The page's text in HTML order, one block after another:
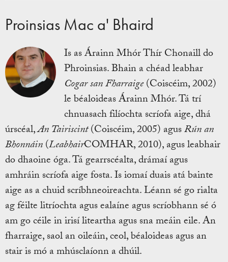
Proinsias Mac a' Bhaird
Is as Árainn Mhór Thír Chonaill do
Phroinsias. Bhain a chéad leabhar
Cogar san Fharraige(Coiscéim, 2002)
le béaloideas Árainn Mhór. Tá trí
chnuasach filíochta scríofa aige, dhá
úrscéal,An Tairiscint(Coiscéim, 2005) agusRún an
Bhonnáin(LeabhairCOMHAR, 2010), agus leabhair
do dhaoine óga. Tá gearrscéalta, drámaí agus
amhráin scríofa aige fosta. Is iomaí duais atá bainte
aige as a chuid scríbhneoireachta. Léann sé go rialta
ag féilte litríochta agus ealaíne agus scríobhann sé ó
am go céile in irisí liteartha agus sna meáin eile. An
fharraige, saol an oileáin, ceol, béaloideas agus an
stair is mó a mhúsclaíonn a dhúil.